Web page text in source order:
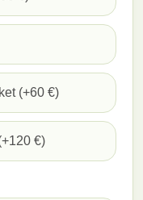
(+60 €)
€)